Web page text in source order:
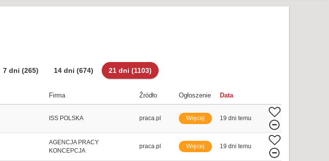
7 dni (265) 14 dni (674) 21 dni (1103)
Firma Źródło Ogłoszenie Data
ISS POLSKA praca.pl Więcej 19 dni temu
AGENCJA PRACY
KONCEPCJA
praca.pl Więcej 19 dni temu